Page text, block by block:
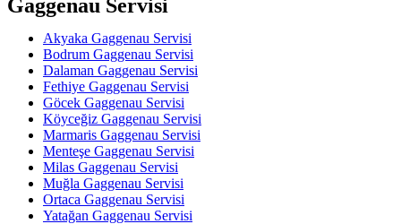
Gaggenau Servisi
Akyaka Gaggenau Servisi
Bodrum Gaggenau Servisi
Dalaman Gaggenau Servisi
Fethiye Gaggenau Servisi
Göcek Gaggenau Servisi
Köyceğiz Gaggenau Servisi
Marmaris Gaggenau Servisi
Menteşe Gaggenau Servisi
Milas Gaggenau Servisi
Muğla Gaggenau Servisi
Ortaca Gaggenau Servisi
Yatağan Gaggenau Servisi